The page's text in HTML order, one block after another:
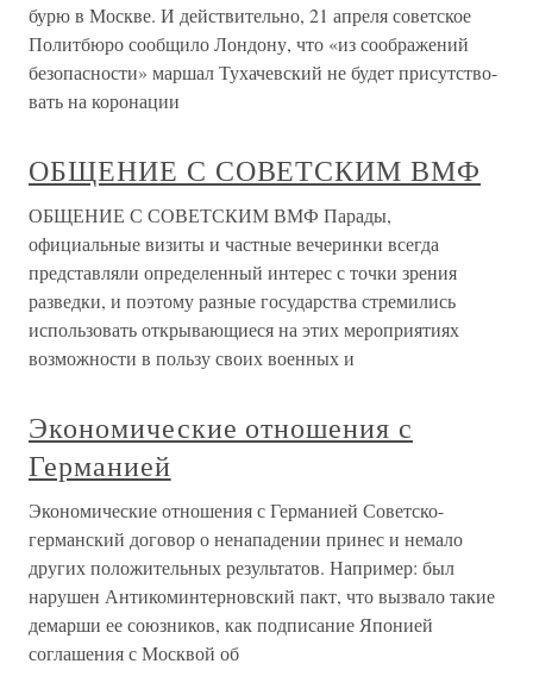
бурю в Москве. И действительно, 21 апреля советское
Политбюро сообщило Лондону, что «из соображений
безопасности» маршал Тухачевский не будет присутство-
вать на коронации
ОБЩЕНИЕ С СОВЕТСКИМ ВМФ
ОБЩЕНИЕ С СОВЕТСКИМ ВМФ Парады,
официальные визиты и частные вечеринки всегда
представляли определенный интерес с точки зрения
разведки, и поэтому разные государства стремились
использовать открывающиеся на этих мероприятиях
возможности в пользу своих военных и
Экономические отношения с
Германией
Экономические отношения с Германией Советско-
германский договор о ненападении принес и немало
других положительных результатов. Например: был
нарушен Антикоминтерновский пакт, что вызвало такие
демарши ее союзников, как подписание Японией
соглашения с Москвой об